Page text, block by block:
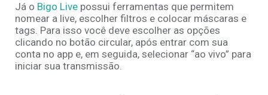
Já o Bigo Live possui ferramentas que permitem
nomear a live, escolher filtros e colocar máscaras e
tags. Para isso você deve escolher as opções
clicando no botão circular, após entrar com sua
conta no app e, em seguida, selecionar “ao vivo” para
iniciar sua transmissão.